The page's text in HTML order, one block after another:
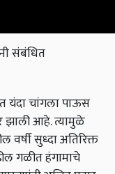
संबंधित
यंदा चांगला पाऊस
झाली आहे. त्यामुळे
वर्षी सुध्दा अतिरिक्त
गळीत हंगामाचे